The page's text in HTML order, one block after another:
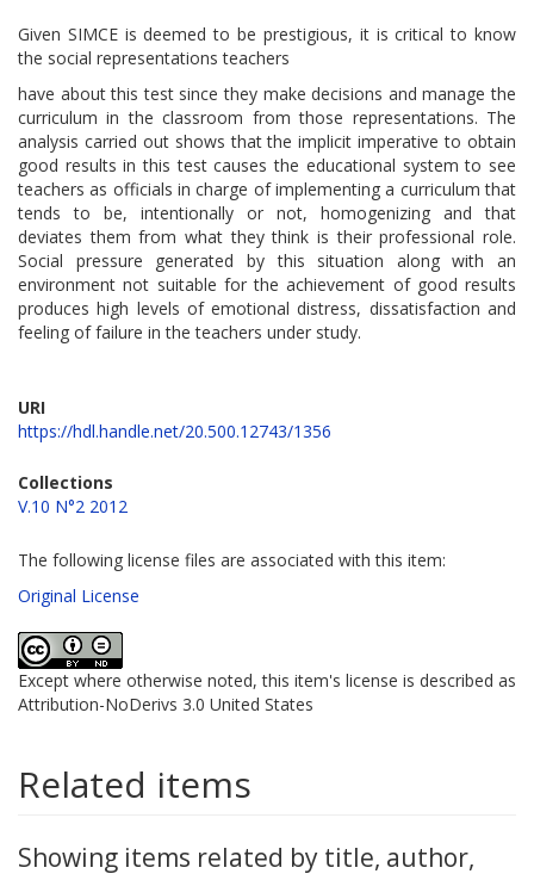
Given SIMCE is deemed to be prestigious, it is critical to know
the social representations teachers
have about this test since they make decisions and manage the
curriculum in the classroom from those representations. The
analysis carried out shows that the implicit imperative to obtain
good results in this test causes the educational system to see
teachers as officials in charge of implementing a curriculum that
tends to be, intentionally or not, homogenizing and that
deviates them from what they think is their professional role.
Social pressure generated by this situation along with an
environment not suitable for the achievement of good results
produces high levels of emotional distress, dissatisfaction and
feeling of failure in the teachers under study.
URI
https://hdl.handle.net/20.500.12743/1356
Collections
V.10 N°2 2012
The following license files are associated with this item:
Original License
Except where otherwise noted, this item's license is described as
Attribution-NoDerivs 3.0 United States
Related items
Showing items related by title, author,